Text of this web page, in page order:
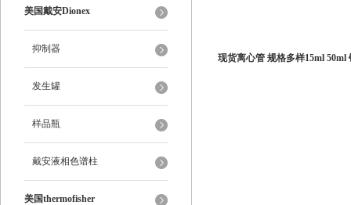
美国戴安Dionex
抑制器
发生罐
样品瓶
戴安液相色谱柱
美国thermofisher
现货离心管 规格多样15ml 50ml